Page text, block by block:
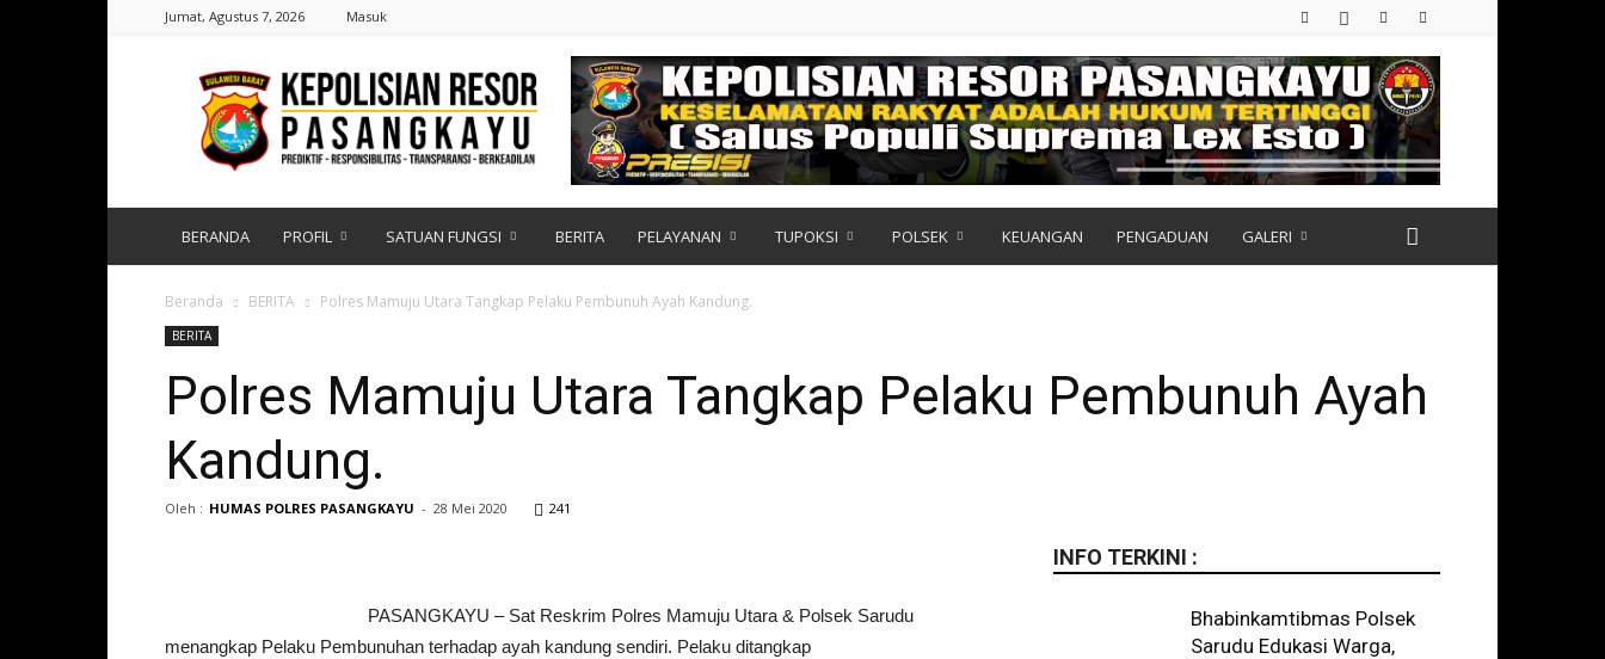
Jumat, Agustus 7, 2026 Masuk
Polres
Pasangkayu
|
Sulawesi
Barat
BERANDA PROFIL SATUAN FUNGSI BERITA PELAYANAN TUPOKSI POLSEK KEUANGAN PENGADUAN GALERI
Beranda BERITA Polres Mamuju Utara Tangkap Pelaku Pembunuh Ayah Kandung.
BERITA
Polres Mamuju Utara Tangkap Pelaku Pembunuh Ayah
Kandung.
Oleh : HUMAS POLRES PASANGKAYU - 28 Mei 2020 241
PASANGKAYU – Sat Reskrim Polres Mamuju Utara & Polsek Sarudu
menangkap Pelaku Pembunuhan terhadap ayah kandung sendiri. Pelaku ditangkap
INFO TERKINI :
Bhabinkamtibmas Polsek
Sarudu Edukasi Warga,